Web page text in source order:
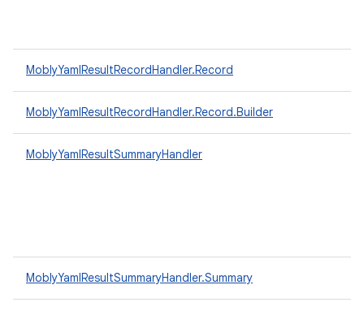
MoblyYamlResultRecordHandler.Record
MoblyYamlResultRecordHandler.Record.Builder
MoblyYamlResultSummaryHandler
MoblyYamlResultSummaryHandler.Summary